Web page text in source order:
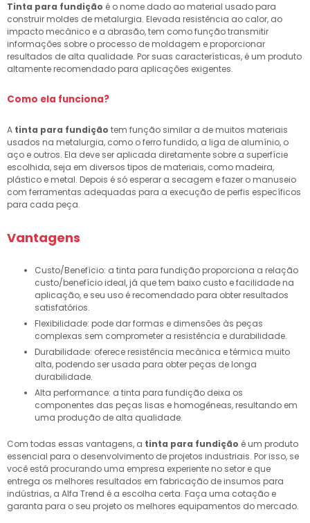
Tinta para fundição é o nome dado ao material usado para
construir moldes de metalurgia. Elevada resistência ao calor, ao
impacto mecânico e a abrasão, tem como função transmitir
informações sobre o processo de moldagem e proporcionar
resultados de alta qualidade. Por suas características, é um produto
altamente recomendado para aplicações exigentes.
Como ela funciona?
A tinta para fundição tem função similar a de muitos materiais
usados na metalurgia, como o ferro fundido, a liga de alumínio, o
aço e outros. Ela deve ser aplicada diretamente sobre a superfície
escolhida, seja em diversos tipos de materiais, como madeira,
plástico e metal. Depois é só esperar a secagem e fazer o manuseio
com ferramentas adequadas para a execução de perfis específicos
para cada peça.
Vantagens
Custo/Benefício: a tinta para fundição proporciona a relação
custo/benefício ideal, já que tem baixo custo e facilidade na
aplicação, e seu uso é recomendado para obter resultados
satisfatórios.
Flexibilidade: pode dar formas e dimensões às peças
complexas sem comprometer a resistência e durabilidade.
Durabilidade: oferece resistência mecânica e térmica muito
alta, podendo ser usada para obter peças de longa
durabilidade.
Alta performance: a tinta para fundição deixa os
componentes das peças lisas e homogêneas, resultando em
uma produção de alta qualidade.
Com todas essas vantagens, a tinta para fundição é um produto
essencial para o desenvolvimento de projetos industriais. Por isso, se
você está procurando uma empresa experiente no setor e que
entrega os melhores resultados em fabricação de insumos para
indústrias, a Alfa Trend é a escolha certa. Faça uma cotação e
garanta para o seu projeto os melhores equipamentos do mercado.